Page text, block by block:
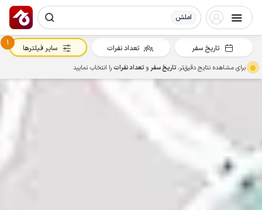
املش
تاریخ سفر تعداد نفرات
1
سایر فیلترها
برای مشاهده نتایج دقیق‌تر، تاریخ سفرو تعداد نفراترا انتخاب نمایید